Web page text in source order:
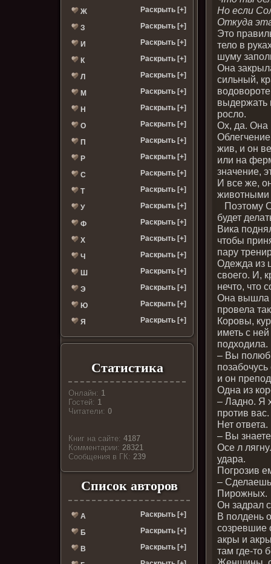
Ж Раскрыть [+]
З Раскрыть [+]
И Раскрыть [+]
К Раскрыть [+]
Л Раскрыть [+]
М Раскрыть [+]
Н Раскрыть [+]
О Раскрыть [+]
П Раскрыть [+]
Р Раскрыть [+]
С Раскрыть [+]
Т Раскрыть [+]
У Раскрыть [+]
Ф Раскрыть [+]
Х Раскрыть [+]
Ч Раскрыть [+]
Ш Раскрыть [+]
Э Раскрыть [+]
Ю Раскрыть [+]
Я Раскрыть [+]
Статистика
Онлайн: 1
Гостей: 1
Читатели:0
Книг на сайте:4187
Комментарии:28321
Cообщения в ГК:239
Список авторов
А Раскрыть [+]
Б Раскрыть [+]
В Раскрыть [+]
Но если
Откуда
Это
тело в
шуму
Она
сильный,
выдержать
росло.
Ох, да. Она
жив, и он
или на
значение,
И все же,
животными
Поэтому
будет
Вика
чтобы
пару
Одежда из
своего. И,
нечто, что
Она вышла
провела
Коровы,
иметь с
подходила.
– Вы
и он
Одна из
– Ладно. Я
против вас.
Нет ответа.
– Вы
Осе л
удара.
Погрозив
–
Пирожных.
Он задрал
В полдень
созревшие
акры и
там где-то